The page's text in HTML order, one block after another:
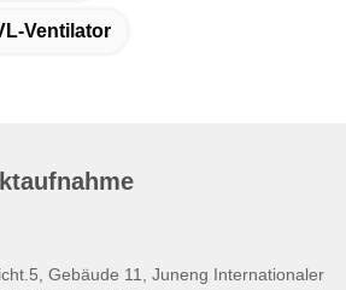
Ventilator
Gebäude 11, Juneng Internationaler